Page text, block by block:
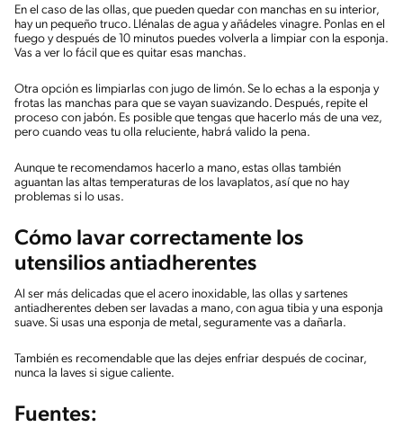
En el caso de las ollas, que pueden quedar con manchas en su interior,
hay un pequeño truco. Llénalas de agua y añádeles vinagre. Ponlas en el
fuego y después de 10 minutos puedes volverla a limpiar con la esponja.
Vas a ver lo fácil que es quitar esas manchas.
Otra opción es limpiarlas con jugo de limón. Se lo echas a la esponja y
frotas las manchas para que se vayan suavizando. Después, repite el
proceso con jabón. Es posible que tengas que hacerlo más de una vez,
pero cuando veas tu olla reluciente, habrá valido la pena.
Aunque te recomendamos hacerlo a mano, estas ollas también
aguantan las altas temperaturas de los lavaplatos, así que no hay
problemas si lo usas.
Cómo lavar correctamente los
utensilios antiadherentes
Al ser más delicadas que el acero inoxidable, las ollas y sartenes
antiadherentes deben ser lavadas a mano, con agua tibia y una esponja
suave. Si usas una esponja de metal, seguramente vas a dañarla.
También es recomendable que las dejes enfriar después de cocinar,
nunca la laves si sigue caliente.
Fuentes: